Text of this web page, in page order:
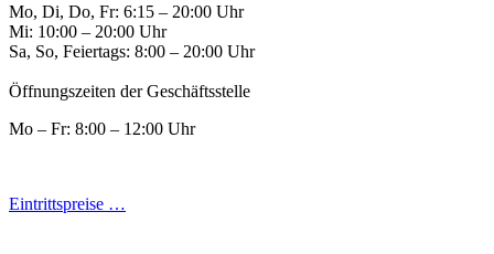
Mo, Di, Do, Fr: 6:15 – 20:00 Uhr
Mi: 10:00 – 20:00 Uhr
Sa, So, Feiertags: 8:00 – 20:00 Uhr
Öffnungszeiten der Geschäftsstelle
Mo – Fr: 8:00 – 12:00 Uhr
Eintrittspreise …